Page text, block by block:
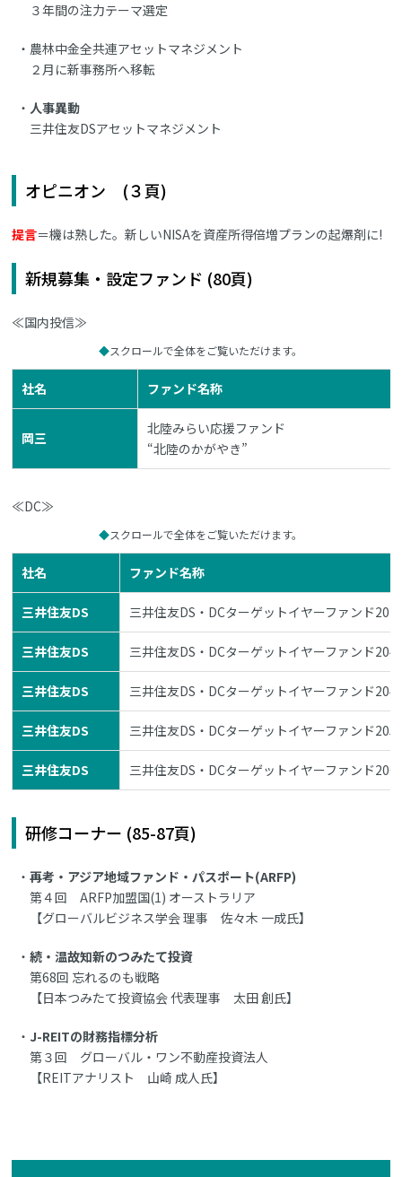
３年間の注力テーマ選定
農林中金全共連アセットマネジメント
２月に新事務所へ移転
人事異動
三井住友DSアセットマネジメント
オピニオン (３頁)
提言＝機は熟した。新しいNISAを資産所得倍増プランの起爆剤に!
新規募集・設定ファンド (80頁)
≪国内投信≫
スクロールで全体をご覧いただけます。
社名 ファンド名称
岡三
北陸みらい応援ファンド
“北陸のかがやき”
≪DC≫
スクロールで全体をご覧いただけます。
社名 ファンド名称
三井住友DS 三井住友DS・DCターゲットイヤーファンド
三井住友DS 三井住友DS・DCターゲットイヤーファンド
三井住友DS 三井住友DS・DCターゲットイヤーファンド
三井住友DS 三井住友DS・DCターゲットイヤーファンド
三井住友DS 三井住友DS・DCターゲットイヤーファンド
研修コーナー (85-87頁)
再考・アジア地域ファンド・パスポート(ARFP)
第４回 ARFP加盟国(1) オーストラリア
【グローバルビジネス学会 理事 佐々木 一成氏】
続・温故知新のつみたて投資
第68回 忘れるのも戦略
【日本つみたて投資協会 代表理事 太田 創氏】
J-REITの財務指標分析
第３回 グローバル・ワン不動産投資法人
【REITアナリスト 山崎 成人氏】